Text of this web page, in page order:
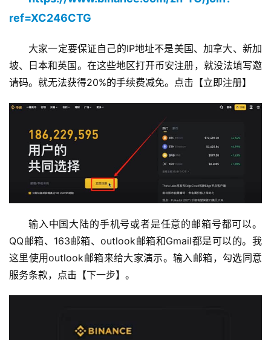
ref=XC246CTG
大家一定要保证自己的IP地址不是美国、加拿大、新加
坡、日本和英国。在这些地区打开币安注册，就没法填写邀
请码。就无法获得20%的手续费减免。点击【立即注册】
输入中国大陆的手机号或者是任意的邮箱号都可以。
QQ邮箱、163邮箱、outlook邮箱和Gmail都是可以的。我
这里使用outlook邮箱来给大家演示。输入邮箱，勾选同意
服务条款，点击【下一步】。